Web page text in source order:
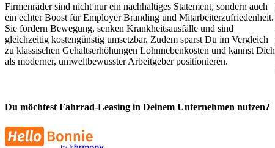
Firmenräder sind nicht nur ein nachhaltiges Statement, sondern auch
ein echter Boost für Employer Branding und Mitarbeiterzufriedenheit.
Sie fördern Bewegung, senken Krankheitsausfälle und sind
gleichzeitig kostengünstig umsetzbar. Zudem sparst Du im Vergleich
zu klassischen Gehaltserhöhungen Lohnnebenkosten und kannst Dich
als moderner, umweltbewusster Arbeitgeber positionieren.
Du möchtest Fahrrad-Leasing in Deinem Unternehmen nutzen?